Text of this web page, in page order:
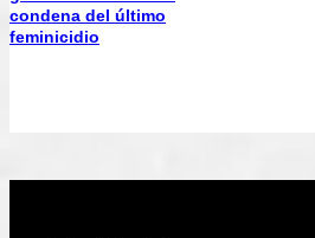
condena del último
feminicidio